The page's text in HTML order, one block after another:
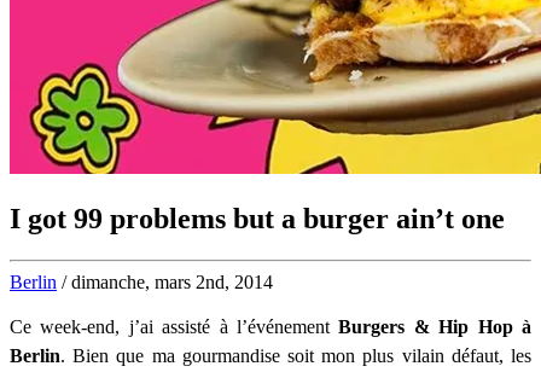
I got 99 problems but a burger ain’t one
Berlin / dimanche, mars 2nd, 2014
Ce week-end, j’ai assisté à l’événementBurgers & Hip Hop à
Berlin. Bien que ma gourmandise soit mon plus vilain défaut, les